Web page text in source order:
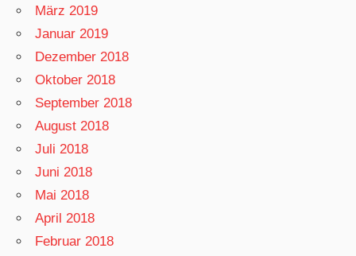
März 2019
Januar 2019
Dezember 2018
Oktober 2018
September 2018
August 2018
Juli 2018
Juni 2018
Mai 2018
April 2018
Februar 2018